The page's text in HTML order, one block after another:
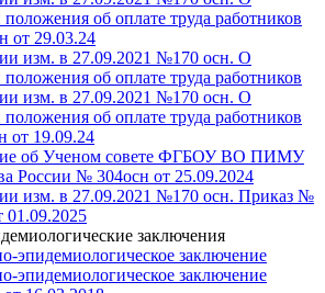
об оплате труда работников
от 29.03.24
изм. в 27.09.2021 №170 осн. О
об оплате труда работников
изм. в 27.09.2021 №170 осн. О
об оплате труда работников
от 19.09.24
об Ученом совете ФГБОУ ВО ПИМУ
России № 304осн от 25.09.2024
изм. в 27.09.2021 №170 осн. Приказ №
01.09.2025
заключения
эпидемиологическое заключение
эпидемиологическое заключение